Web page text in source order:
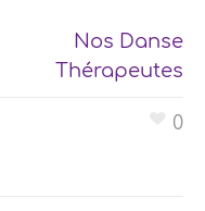
Nos Danse
Thérapeutes
0